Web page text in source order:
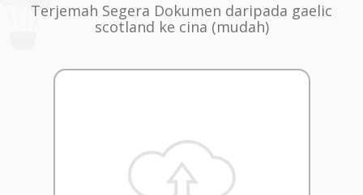
Terjemah Segera Dokumen daripada gaelic
scotland ke cina (mudah)